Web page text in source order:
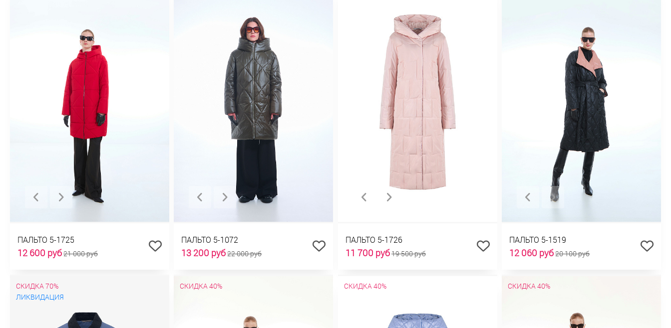
ПАЛЬТО 5-1725
12 600 руб21 000 руб
ПАЛЬТО 5-1072
13 200 руб22 000 руб
ПАЛЬТО 5-1726
11 700 руб19 500 руб
ПАЛЬТО 5-1519
12 060 руб20 100 руб
СКИДКА 70%
ЛИКВИДАЦИЯ
СКИДКА 40% СКИДКА 40% СКИДКА 40%